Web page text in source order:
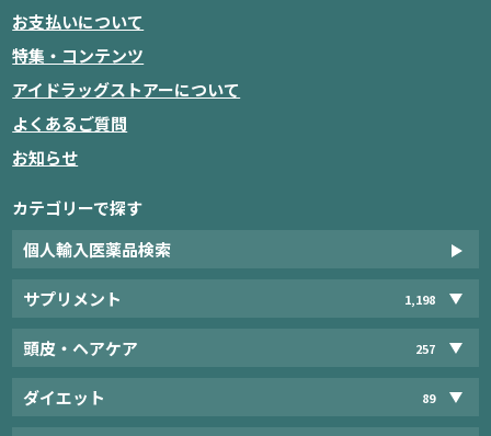
お支払いについて
特集・コンテンツ
アイドラッグストアーについて
よくあるご質問
お知らせ
カテゴリーで探す
個人輸入医薬品検索
サプリメント 1,198
頭皮・ヘアケア 257
ダイエット 89